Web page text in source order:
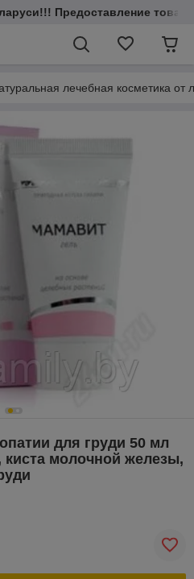
Предоставление
лечебная косметика
для груди 50 мл
молочной железы,